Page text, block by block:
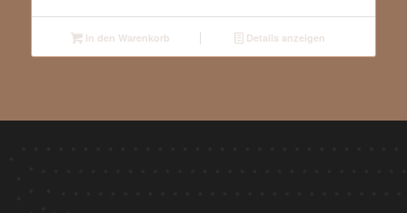
In den Warenkorb Details anzeigen